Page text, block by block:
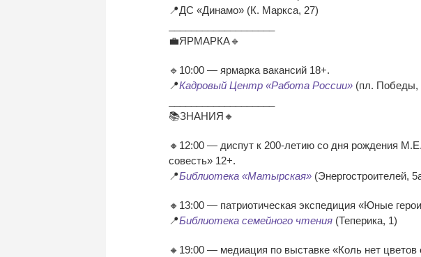
📍ДС «Динамо» (К. Маркса, 27)
💼ЯРМАРКА🔹
🔹10:00 — ярмарка вакансий 18+.
📍Кадровый Центр «Работа России» (пл. Победы,
📚ЗНАНИЯ🔸
🔸12:00 — диспут к 200-летию со дня рождения
совесть» 12+.
📍Библиотека «Матырская» (Энергостроителей,
🔸13:00 — патриотическая экспедиция «Юные
📍Библиотека семейного чтения (Теперика, 1)
🔸19:00 — медиация по выставке «Коль нет цветов